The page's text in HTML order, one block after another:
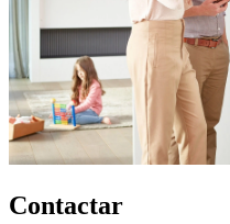
Contactar